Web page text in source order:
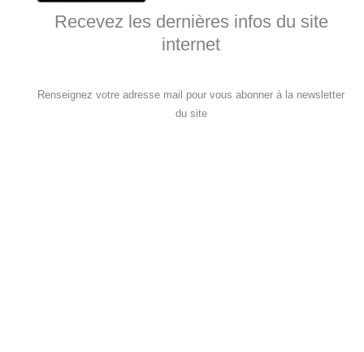
Recevez les dernières infos du site
internet
Renseignez votre adresse mail pour vous abonner à la newsletter
du site